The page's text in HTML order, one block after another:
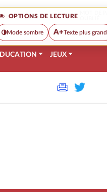
OPTIONS DE LECTURE
Mode sombre A+Texte plus grand
JEUX